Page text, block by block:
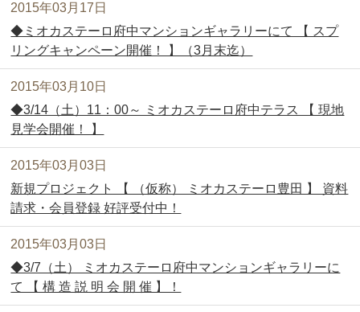
2015年03月17日
◆ミオカステーロ府中マンションギャラリーにて 【 スプ
リングキャンペーン開催！ 】（3月末迄）
2015年03月10日
◆3/14（土）11：00～ ミオカステーロ府中テラス 【 現地
見学会開催！ 】
2015年03月03日
新規プロジェクト 【 （仮称） ミオカステーロ豊田 】 資料
請求・会員登録 好評受付中！
2015年03月03日
◆3/7（土） ミオカステーロ府中マンションギャラリーに
て 【 構 造 説 明 会 開 催 】！